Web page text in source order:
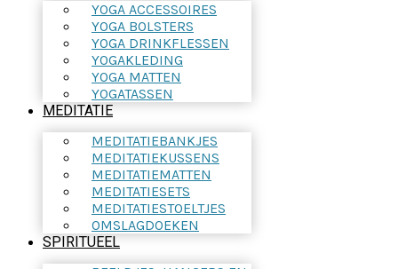
YOGA ACCESSOIRES
YOGA BOLSTERS
YOGA DRINKFLESSEN
YOGAKLEDING
YOGA MATTEN
YOGATASSEN
MEDITATIE
MEDITATIEBANKJES
MEDITATIEKUSSENS
MEDITATIEMATTEN
MEDITATIESETS
MEDITATIESTOELTJES
OMSLAGDOEKEN
SPIRITUEEL